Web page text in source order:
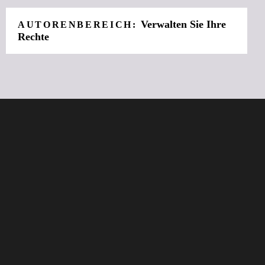
AUTORENBEREICH:Verwalten Sie Ihre
Rechte